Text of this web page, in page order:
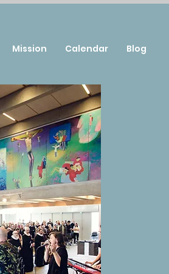
Mission Calendar Blog